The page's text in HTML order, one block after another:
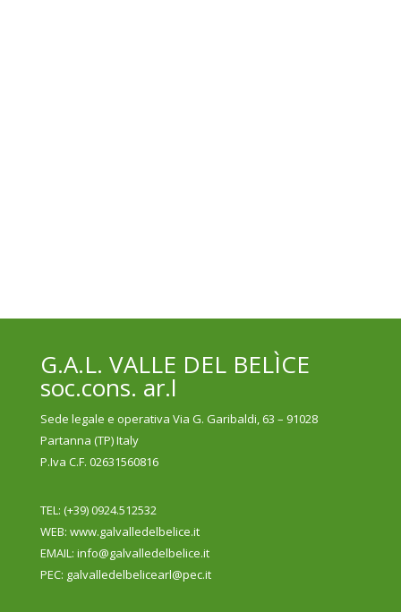
G.A.L. VALLE DEL BELÌCE
soc.cons. ar.l
Sede legale e operativa Via G. Garibaldi, 63 – 91028
Partanna (TP) Italy
P.Iva C.F. 02631560816
TEL: (+39) 0924.512532
WEB: www.galvalledelbelice.it
EMAIL: info@galvalledelbelice.it
PEC: galvalledelbelicearl@pec.it